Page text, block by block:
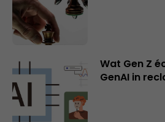
Wat Gen Z
GenAI in